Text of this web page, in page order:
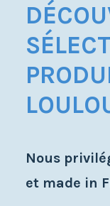
Nous
et made in